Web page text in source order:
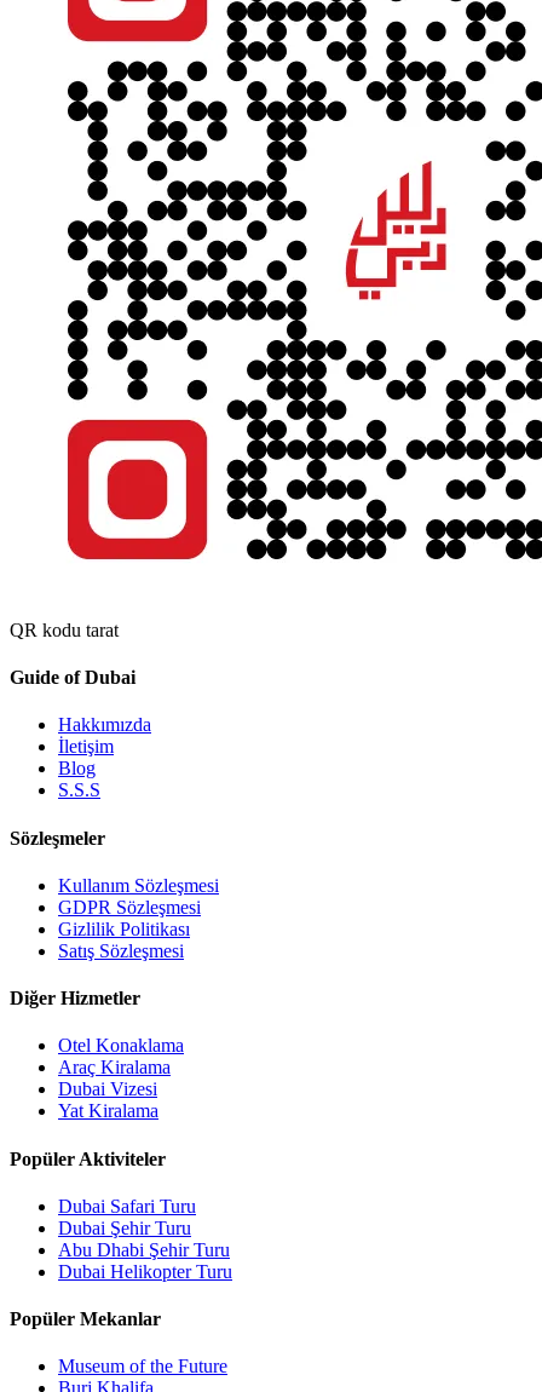
QR kodu tarat
Guide of Dubai
Hakkımızda
İletişim
Blog
S.S.S
Sözleşmeler
Kullanım Sözleşmesi
GDPR Sözleşmesi
Gizlilik Politikası
Satış Sözleşmesi
Diğer Hizmetler
Otel Konaklama
Araç Kiralama
Dubai Vizesi
Yat Kiralama
Popüler Aktiviteler
Dubai Safari Turu
Dubai Şehir Turu
Abu Dhabi Şehir Turu
Dubai Helikopter Turu
Popüler Mekanlar
Museum of the Future